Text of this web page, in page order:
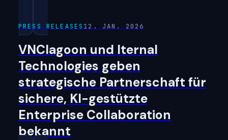
PRESS RELEASES 12. JAN. 2026
VNClagoon und Iternal
Technologies geben
strategische Partnerschaft für
sichere, KI-gestützte
Enterprise Collaboration
bekannt